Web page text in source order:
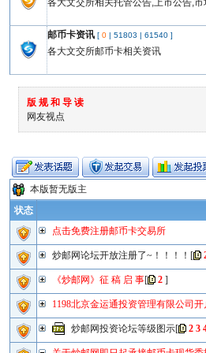
各大文交所相关托管公告,上市公告,市
邮币卡资讯 [0|51803|61540 ]
各大文交所邮币卡相关资讯
版 规 和 导 读
网友视点
本版暂无版主
状态
点击免费注册邮币卡交易所
炒邮网论坛开放注册了~！！！！ [
《炒邮网》征 稿 启 事[ 2 ]
1198北京金运通投资管理有限公司
炒邮网投资论坛等级图示[ 2 3